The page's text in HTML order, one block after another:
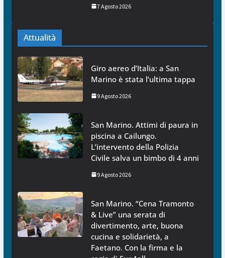
7 Agosto 2026
Attualità
Giro aereo d’Italia: a San
Marino è stata l’ultima tappa
9 Agosto 2026
San Marino. Attimi di paura in
piscina a Cailungo.
L’intervento della Polizia
Civile salva un bimbo di 4 anni
9 Agosto 2026
San Marino. “Cena Tramonto
& Live” una serata di
divertimento, arte, buona
cucina e solidarietà, a
Faetano. Con la firma e la